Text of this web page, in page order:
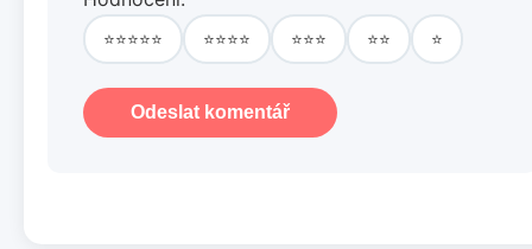
⭐⭐⭐⭐⭐ ⭐⭐⭐⭐ ⭐⭐⭐ ⭐⭐ ⭐
Odeslat komentář